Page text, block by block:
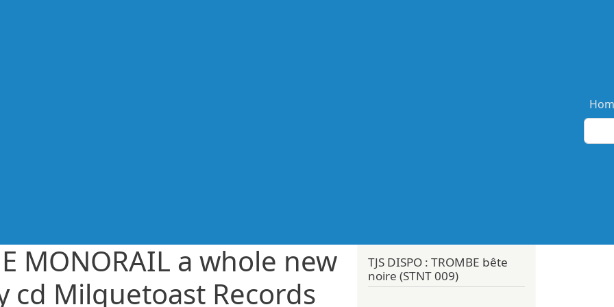
MONORAIL a whole new
cd Milquetoast Records
TJS DISPO : TROMBE bête
noire (STNT 009)